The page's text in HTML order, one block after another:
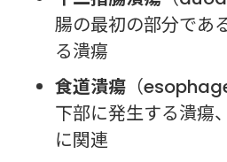
腸の最初の部分であ
る潰瘍
食道潰瘍 （
下部に発生する潰瘍
に関連